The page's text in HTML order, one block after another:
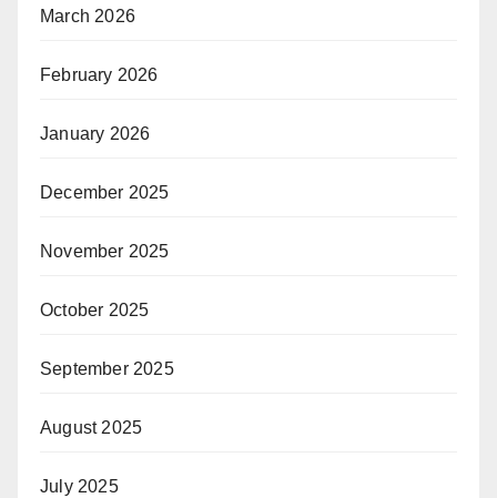
March 2026
February 2026
January 2026
December 2025
November 2025
October 2025
September 2025
August 2025
July 2025